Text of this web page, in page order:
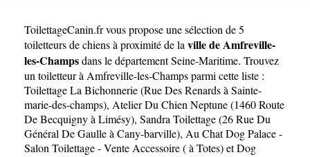
Champs
ToilettageCanin.frvous propose une sélection de 5
toiletteurs de chiens à proximité de la ville de Amfreville-
les-Champsdans le départementSeine-Maritime. Trouvez
un toiletteur à Amfreville-les-Champs parmi cette liste :
Toilettage La Bichonnerie (Rue Des Renards à Sainte-
marie-des-champs), Atelier Du Chien Neptune (1460 Route
De Becquigny à Limésy), Sandra Toilettage (26 Rue Du
Général De Gaulle à Cany-barville), Au Chat Dog Palace -
Salon Toilettage - Vente Accessoire ( à Totes)etDog